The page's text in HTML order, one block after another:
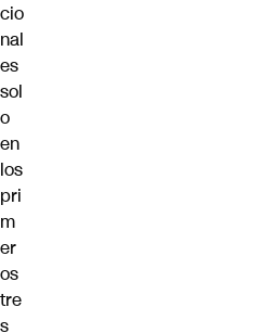
cio
nal
es
sol
o
en
los
pri
m
er
os
tre
s